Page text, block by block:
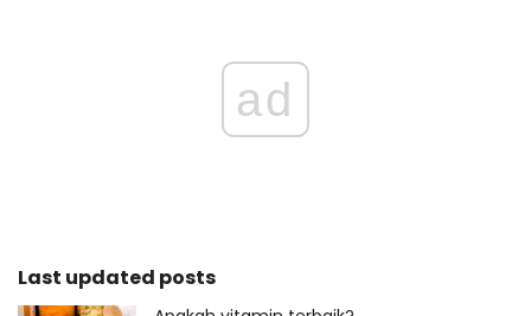
ad
Last updated posts